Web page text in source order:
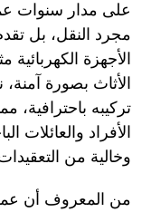
على مدار سنوات
مجرد النقل، بل
الأجهزة
الأثاث بصورة
تركيبه باحترافية،
الأفراد والعائلات
وخالية من
من المعروف أن